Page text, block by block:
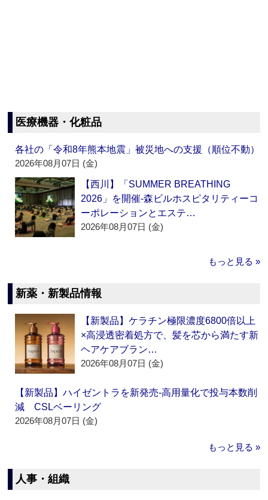
医療機器・化粧品
各社の「令和8年熊本地震」被災地への支援（順位不動）
2026年08月07日 (金)
【西川】「SUMMER BREATHING
2026」を開催‐森ビルホスピタリティーコ
ーポレーションとエステ…
2026年08月07日 (金)
もっと見る »
新薬・新製品情報
【新製品】ケラチン極限濃度6800倍以上
×高浸透密着処方で、髪を芯から満たす新
ヘアケアブラン…
2026年08月07日 (金)
【新製品】ハイゼントラを新発売‐高用量化で投与本数削
減 CSLベーリング
2026年08月07日 (金)
もっと見る »
人事・組織